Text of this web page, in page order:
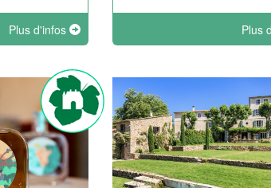
Plus d'infos Plus